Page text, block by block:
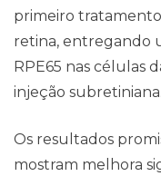
primeiro
retina, entregando
RPE65 nas células
injeção subretiniana.
Os resultados
mostram melhora